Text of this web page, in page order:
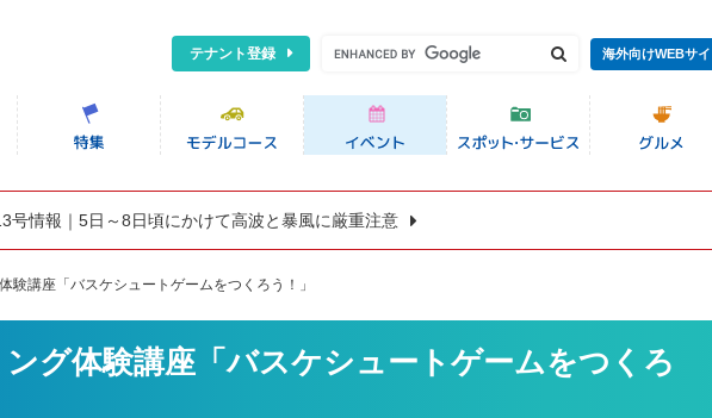
テナント登録 海外向けWEBサイ
号情報｜5日～8日頃にかけて高波と暴風に厳重注意
験講座「バスケシュートゲームをつくろう！」
ング体験講座「バスケシュートゲームをつくろ